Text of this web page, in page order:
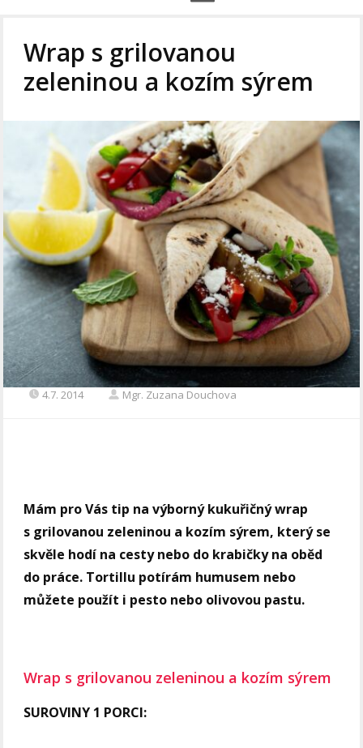
Wrap s grilovanou
zeleninou a kozím sýrem
4.7. 2014 Mgr. Zuzana Douchova
Mám pro Vás tip na výborný kukuřičný wrap
s grilovanou zeleninou a kozím sýrem, který se
skvěle hodí na cesty nebo do krabičky na oběd
do práce. Tortillu potírám humusem nebo
můžete použít i pesto nebo olivovou pastu.
Wrap s grilovanou zeleninou a kozím sýrem
SUROVINY 1 PORCI: